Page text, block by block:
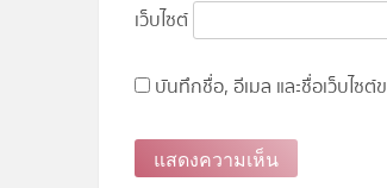
เว็บไซต์
บันทึกชื่อ, อีเมล และชื่อเว็บไซ